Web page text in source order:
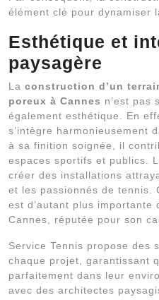
élément clé pour dynamiser
Esthétique et
paysagère
La construction d’un
poreux à Cannes n’est pas
également esthétique. En
s’intègre harmonieusement
à sa finition soignée, il
espaces sportifs et publics.
créer des installations
et les passionnés de tennis.
est d’autant plus importante
Cannes, réputée pour son
Service Tennis propose des
chaque projet, garantissant
parfaitement dans leur
avec des architectes